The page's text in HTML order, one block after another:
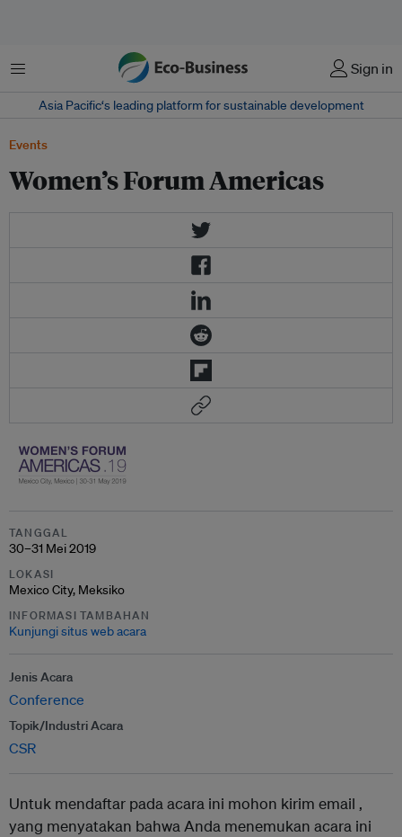
Menu Sign in
Asia Pacific‘s leading platform for sustainable development
Events
Women’s Forum Americas
TANGGAL
30–31 Mei 2019
LOKASI
Mexico City, Meksiko
INFORMASI TAMBAHAN
Kunjungi situs web acara
Jenis Acara
Conference
Topik/Industri Acara
CSR
Untuk mendaftar pada acara ini mohon kirim email ,
yang menyatakan bahwa Anda menemukan acara ini